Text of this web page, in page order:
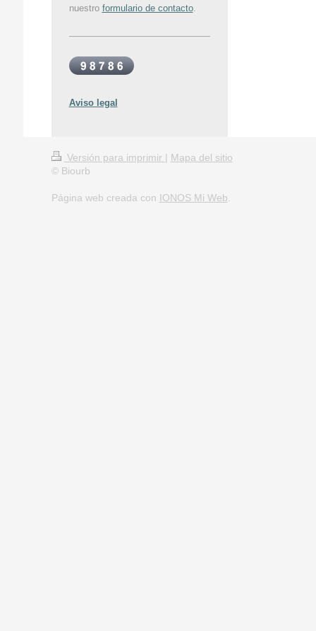
nuestro formulario de contacto.
Aviso legal
Versión para imprimir | Mapa del sitio
© Biourb
Página web creada con IONOS Mi Web.